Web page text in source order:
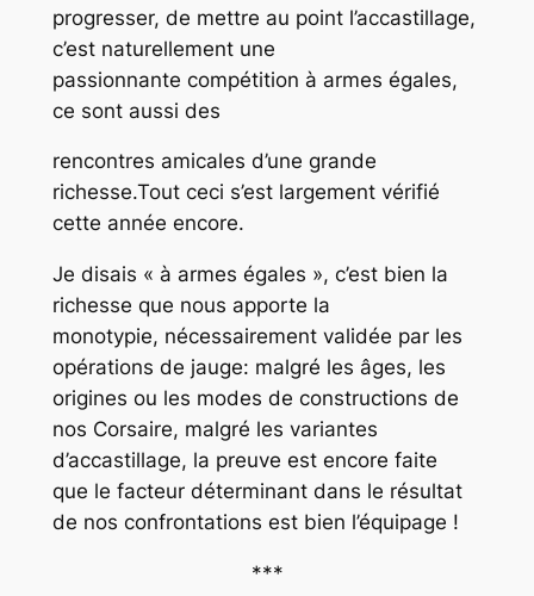
progresser, de mettre au point l’accastillage,
c’est naturellement une
passionnante compétition à armes égales,
ce sont aussi des
rencontres amicales d’une grande
richesse.Tout ceci s’est largement vérifié
cette année encore.
Je disais « à armes égales », c’est bien la
richesse que nous apporte la
monotypie, nécessairement validée par les
opérations de jauge: malgré les âges, les
origines ou les modes de constructions de
nos Corsaire, malgré les variantes
d’accastillage, la preuve est encore faite
que le facteur déterminant dans le résultat
de nos confrontations est bien l’équipage !
***